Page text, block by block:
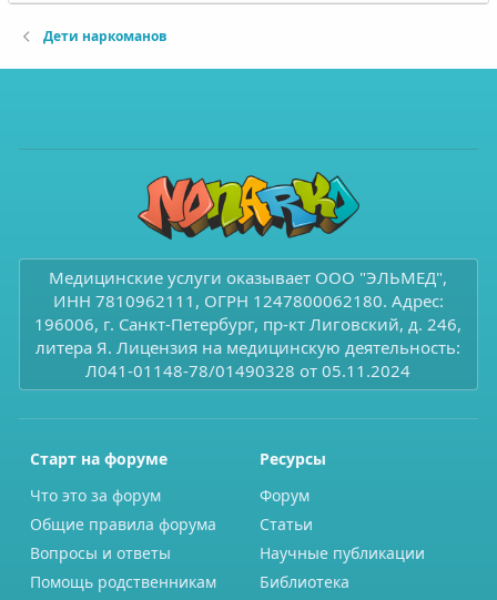
Дети наркоманов
Медицинские услуги оказывает ООО "ЭЛЬМЕД",
ИНН 7810962111, ОГРН 1247800062180. Адрес:
196006, г. Санкт-Петербург, пр-кт Лиговский, д. 246,
литера Я. Лицензия на медицинскую деятельность:
Л041-01148-78/01490328 от 05.11.2024
Старт на форуме
Что это за форум
Общие правила форума
Вопросы и ответы
Помощь родственникам
Ресурсы
Форум
Статьи
Научные публикации
Библиотека